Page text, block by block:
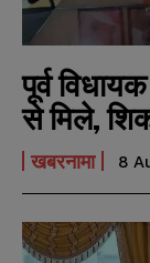
पूर्व
से मिले,
खबरनामा 8